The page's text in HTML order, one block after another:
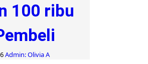
100 ribu
Admin: Olivia A